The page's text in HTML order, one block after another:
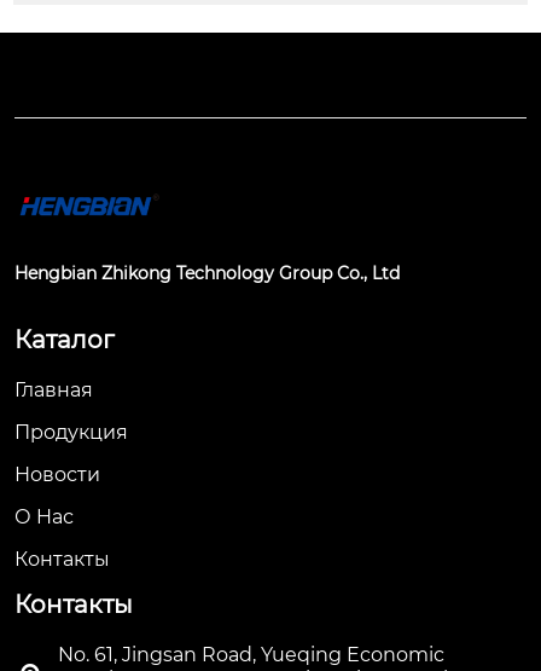
Hengbian Zhikong Technology Group Co., Ltd
Каталог
Главная
Продукция
Новости
О Hас
Контакты
Контакты
No. 61, Jingsan Road, Yueqing Economic